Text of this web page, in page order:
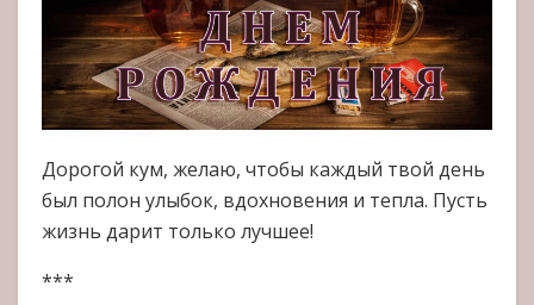
Дорогой кум, желаю, чтобы каждый твой день
был полон улыбок, вдохновения и тепла. Пусть
жизнь дарит только лучшее!
***